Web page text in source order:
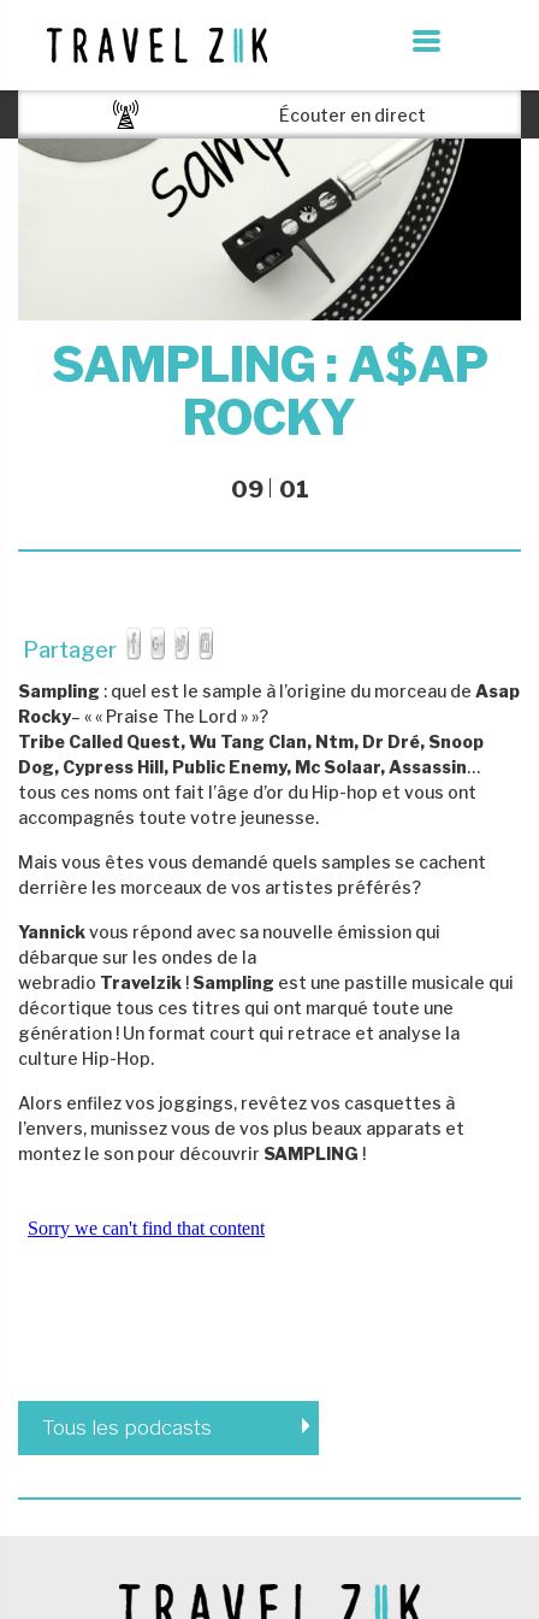
Écouter en direct
SAMPLING : A$AP
ROCKY
09 01
Partager
Sampling : quel est le sample à l’origine du morceau de Asap
Rocky– « « Praise The Lord » »?
Tribe Called Quest, Wu Tang Clan, Ntm, Dr Dré, Snoop
Dog, Cypress Hill, Public Enemy, Mc Solaar, Assassin…
tous ces noms ont fait l’âge d’or du Hip-hop et vous ont
accompagnés toute votre jeunesse.
Mais vous êtes vous demandé quels samples se cachent
derrière les morceaux de vos artistes préférés?
Yannickvous répond avec sa nouvelle émission qui
débarque sur les ondes de la
webradio Travelzik ! Sampling est une pastille musicale qui
décortique tous ces titres qui ont marqué toute une
génération ! Un format court qui retrace et analyse la
culture Hip-Hop.
Alors enfilez vos joggings, revêtez vos casquettes à
l’envers, munissez vous de vos plus beaux apparats et
montez le son pour découvrir SAMPLING !
Tous les podcasts